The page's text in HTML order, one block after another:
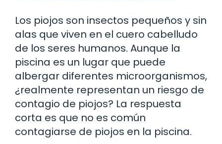
Los piojos son insectos pequeños y sin
alas que viven en el cuero cabelludo
de los seres humanos. Aunque la
piscina es un lugar que puede
albergar diferentes microorganismos,
¿realmente representan un riesgo de
contagio de piojos? La respuesta
corta es que no es común
contagiarse de piojos en la piscina.